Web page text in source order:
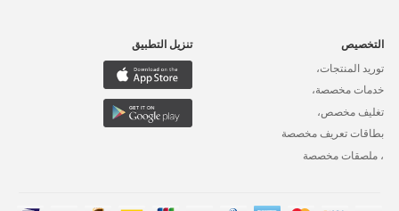
التخصيص
توريد المنتجات،
خدمات مخصصة،
تغليف مخصص،
بطاقات تعريف مخصصة
، ملصقات مخصصة
تنزيل التطبيق